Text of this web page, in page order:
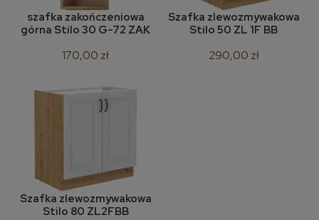
szafka zakończeniowa
górna Stilo 30 G-72 ZAK
170,00 zł
Szafka zlewozmywakowa
Stilo 50 ZL 1F BB
290,00 zł
Szafka zlewozmywakowa
Stilo 80 ZL2FBB